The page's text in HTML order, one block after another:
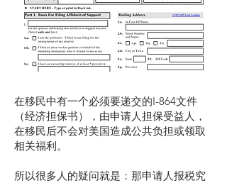
在移民中有一个必须要递交的I-864文件
（经济担保书），由申请人担保受益人，
在移民后不会对美国造成公共负担或领取
相关福利。
所以很多人的疑问就是：那申请人报税究